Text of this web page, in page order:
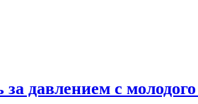
давлением с молодого